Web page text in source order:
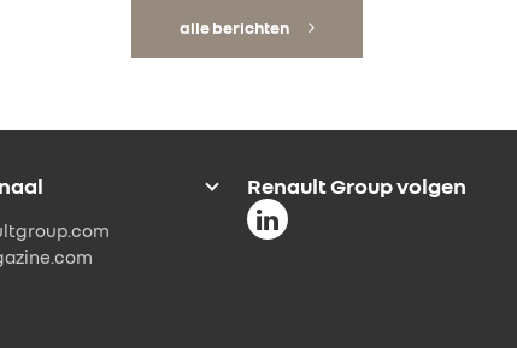
alle berichten
Renault Group volgen